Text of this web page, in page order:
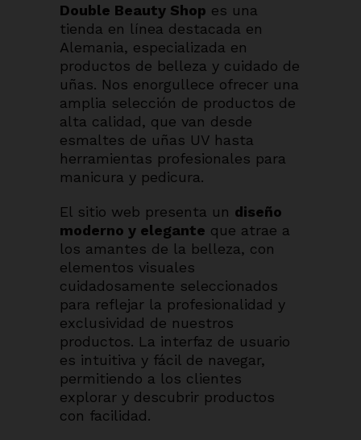
Double Beauty Shop es una
tienda en línea destacada en
Alemania, especializada en
productos de belleza y cuidado de
uñas. Nos enorgullece ofrecer una
amplia selección de productos de
alta calidad, que van desde
esmaltes de uñas UV hasta
herramientas profesionales para
manicura y pedicura.
El sitio web presenta un diseño
moderno y elegante que atrae a
los amantes de la belleza, con
elementos visuales
cuidadosamente seleccionados
para reflejar la profesionalidad y
exclusividad de nuestros
productos. La interfaz de usuario
es intuitiva y fácil de navegar,
permitiendo a los clientes
explorar y descubrir productos
con facilidad.